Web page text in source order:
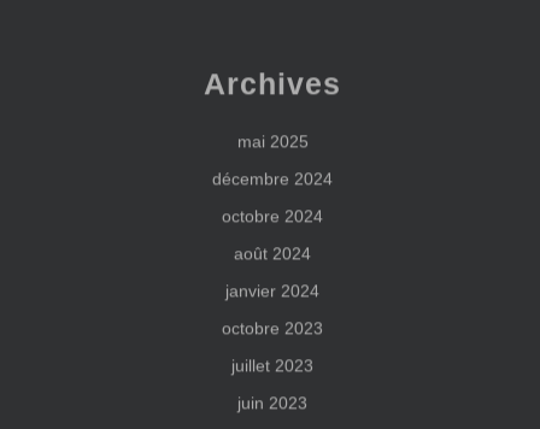
Archives
mai 2025
décembre 2024
octobre 2024
août 2024
janvier 2024
octobre 2023
juillet 2023
juin 2023